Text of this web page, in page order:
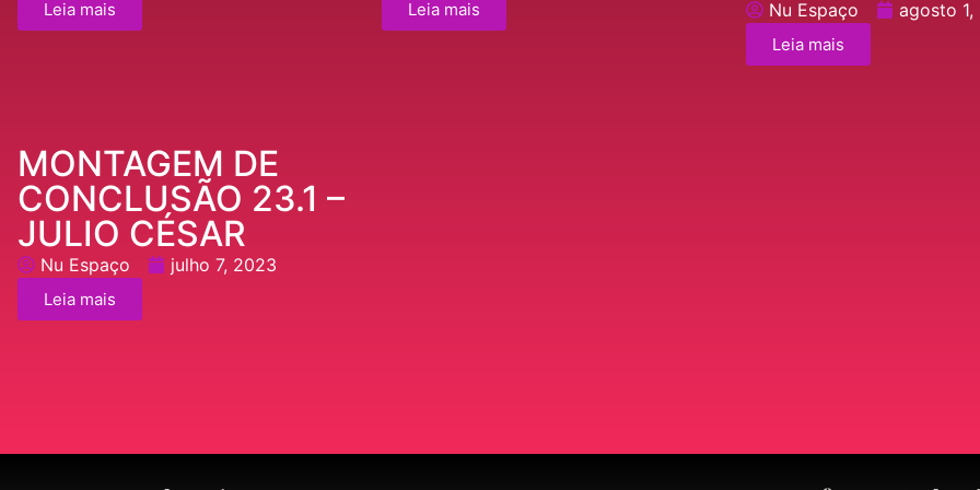
Leia mais Leia mais Nu Espaço agosto 1,
Leia mais
MONTAGEM DE
CONCLUSÃO 23.1 –
JULIO CÉSAR
Nu Espaço julho 7, 2023
Leia mais